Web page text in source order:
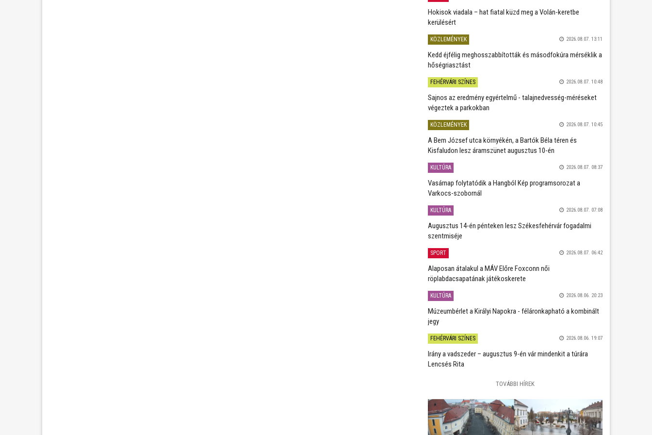
Hokisok viadala – hat fiatal küzd meg a Volán-keretbe
kerülésért
KÖZLEMÉNYEK 2026.08.07. 13:11
Kedd éjfélig meghosszabbították és másodfokúra mérséklik a
hőségriasztást
FEHÉRVÁRI SZÍNES 2026.08.07. 10:48
Sajnos az eredmény egyértelmű - talajnedvesség-méréseket
végeztek a parkokban
KÖZLEMÉNYEK 2026.08.07. 10:45
A Bem József utca környékén, a Bartók Béla téren és
Kisfaludon lesz áramszünet augusztus 10-én
KULTÚRA 2026.08.07. 08:37
Vasárnap folytatódik a Hangból Kép programsorozat a
Varkocs-szobornál
KULTÚRA 2026.08.07. 07:08
Augusztus 14-én pénteken lesz Székesfehérvár fogadalmi
szentmiséje
SPORT 2026.08.07. 06:42
Alaposan átalakul a MÁV Előre Foxconn női
röplabdacsapatának játékoskerete
KULTÚRA 2026.08.06. 20:23
Múzeumbérlet a Királyi Napokra - féláronkapható a kombinált
jegy
FEHÉRVÁRI SZÍNES 2026.08.06. 19:07
Irány a vadszeder – augusztus 9-én vár mindenkit a túrára
Lencsés Rita
TOVÁBBI HÍREK